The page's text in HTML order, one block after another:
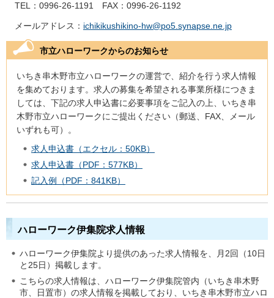
TEL：0996-26-1191 FAX：0996-26-1192
メールアドレス： ichikikushikino-hw@po5.synapse.ne.jp
市立ハローワークからのお知らせ
いちき串木野市立ハローワークの運営で、紹介を行う求人情報
を集めております。求人の募集を希望される事業所様につきま
しては、下記の求人申込書に必要事項をご記入の上、いちき串
木野市立ハローワークにご提出ください（郵送、FAX、メール
いずれも可）。
求人申込書（エクセル：50KB）
求人申込書（PDF：577KB）
記入例（PDF：841KB）
ハローワーク伊集院求人情報
ハローワーク伊集院より提供のあった求人情報を、月2回（10日
と25日）掲載します。
こちらの求人情報は、ハローワーク伊集院管内（いちき串木野
市、日置市）の求人情報を掲載しており、いちき串木野市立ハロ